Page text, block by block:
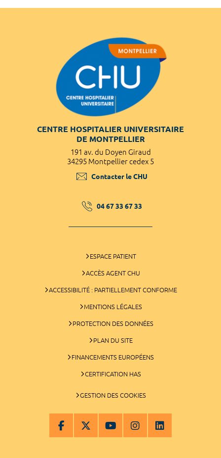
CENTRE HOSPITALIER UNIVERSITAIRE
DE MONTPELLIER
191 av. du Doyen Giraud
34295 Montpellier cedex 5
Contacter le CHU
04 67 33 67 33
ESPACE PATIENT
ACCÈS AGENT CHU
ACCESSIBILITÉ : PARTIELLEMENT CONFORME
MENTIONS LÉGALES
PROTECTION DES DONNÉES
PLAN DU SITE
FINANCEMENTS EUROPÉENS
CERTIFICATION HAS
GESTION DES COOKIES